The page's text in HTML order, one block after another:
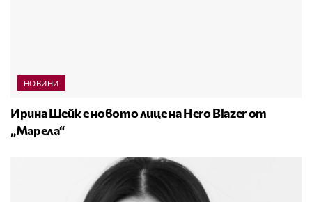
НОВИНИ
Ирина Шейк е новото лице на Hero Blazer от
„Марела“